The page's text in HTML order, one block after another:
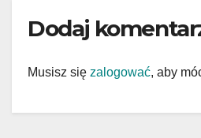
Dodaj
Musisz się zalogować, aby